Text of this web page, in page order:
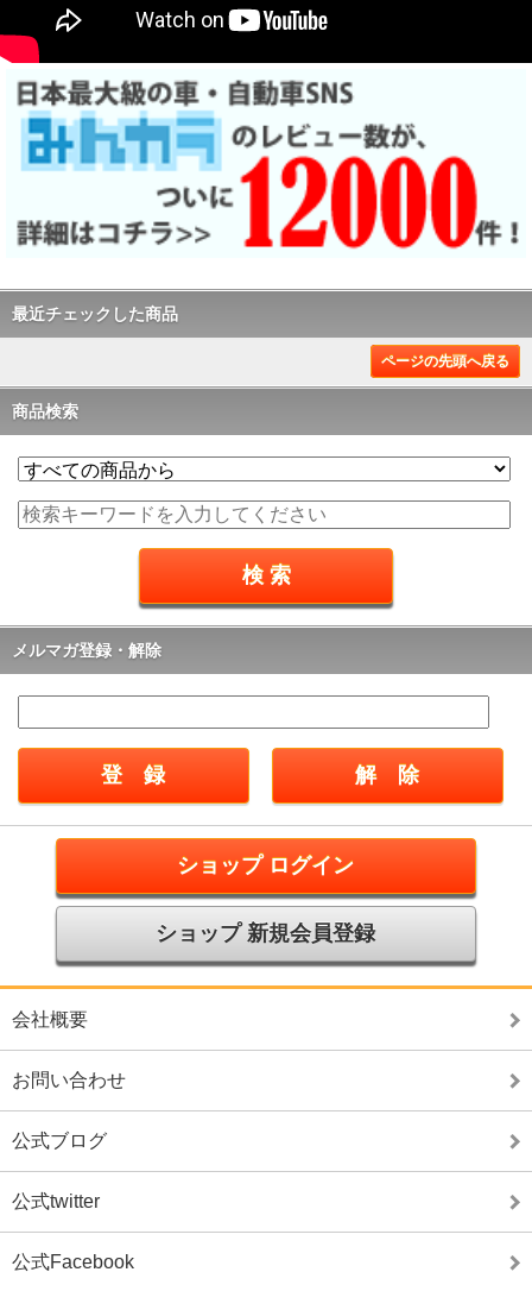
最近チェックした商品
ページの先頭へ戻る
商品検索
メルマガ登録・解除
ショップ ログイン
ショップ 新規会員登録
会社概要
お問い合わせ
公式ブログ
公式twitter
公式Facebook